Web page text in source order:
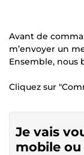
Avant de
m’envoyer un
Ensemble, nous
Cliquez sur
Je vais
mobile ou